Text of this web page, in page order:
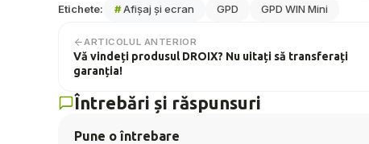
Etichete: #Afișaj și ecran GPD GPD WIN Mini
ARTICOLUL ANTERIOR
Vă vindeți produsul DROIX? Nu uitați să transferați
garanția!
Întrebări și răspunsuri
Pune o întrebare